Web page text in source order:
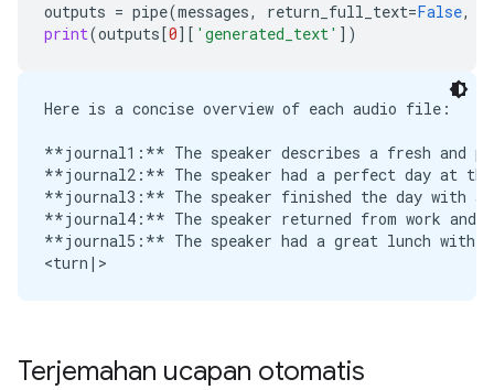
outputs = pipe(messages, return_full_text=False,
print(outputs[0][ 'generated_text' ])
Here is a concise overview of each audio file:
**journal1:** The speaker describes a fresh and
**journal2:** The speaker had a perfect day at
**journal3:** The speaker finished the day with a
**journal4:** The speaker returned from work
**journal5:** The speaker had a great lunch with
Terjemahan ucapan otomatis